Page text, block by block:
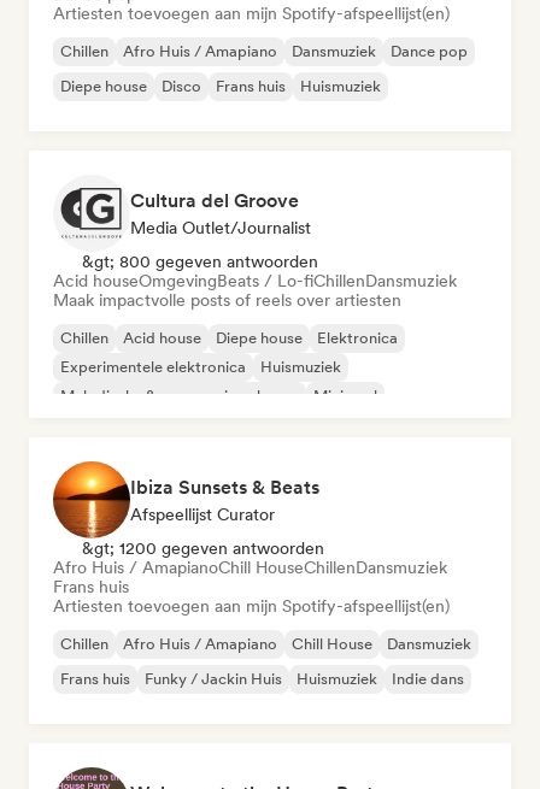
Artiesten toevoegen aan mijn Spotify-afspeellijst(en)
Chillen Afro Huis / Amapiano Dansmuziek
Dance pop
Diepe house
Disco Frans huis Huismuziek
Cultura del Groove
Media Outlet/Journalist
&gt; 800 gegeven antwoorden
Acid houseOmgevingBeats / Lo-fiChillenDansmuziek
Maak impactvolle posts of reels over artiesten
Chillen Acid house Diepe house
Elektronica
Experimentele elektronica
Huismuziek
Melodische & progressieve house
Minimaal
Ibiza Sunsets & Beats
Afspeellijst Curator
&gt; 1200 gegeven antwoorden
Afro Huis / AmapianoChill HouseChillenDansmuziek
Frans huis
Artiesten toevoegen aan mijn Spotify-afspeellijst(en)
Chillen Afro Huis / Amapiano Chill House
Dansmuziek
Frans huis
Funky / Jackin Huis Huismuziek Indie dans